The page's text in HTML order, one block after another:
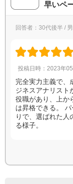
早いペ
回答者：30代後半 /
投稿日時：2023年
完全実力主義で、
ジネスアナリスト
役職があり、上か
は昇格できる。
りで、選ばれた
る様子。